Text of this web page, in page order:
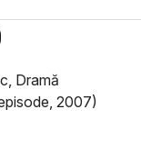
Dramă
2007)